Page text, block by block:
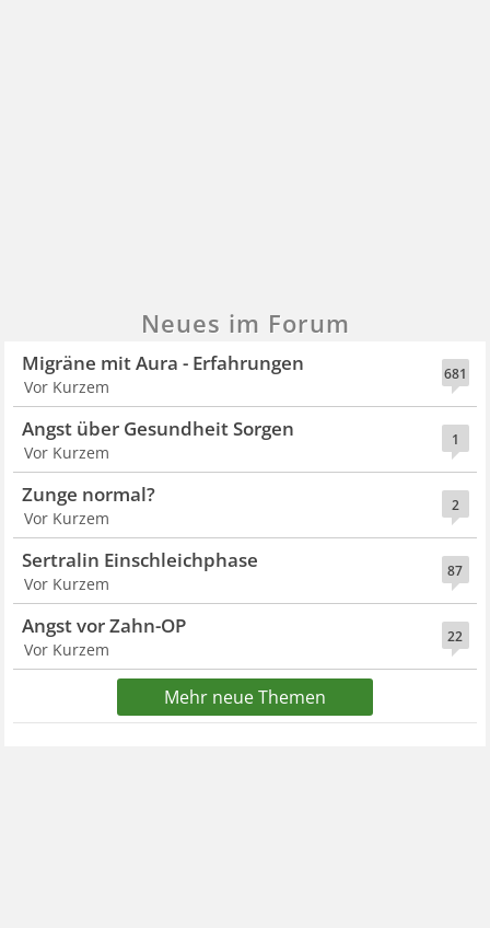
Neues im Forum
681
Migräne mit Aura - Erfahrungen
Vor Kurzem
1
Angst über Gesundheit Sorgen
Vor Kurzem
2
Zunge normal?
Vor Kurzem
87
Sertralin Einschleichphase
Vor Kurzem
22
Angst vor Zahn-OP
Vor Kurzem
Mehr neue Themen